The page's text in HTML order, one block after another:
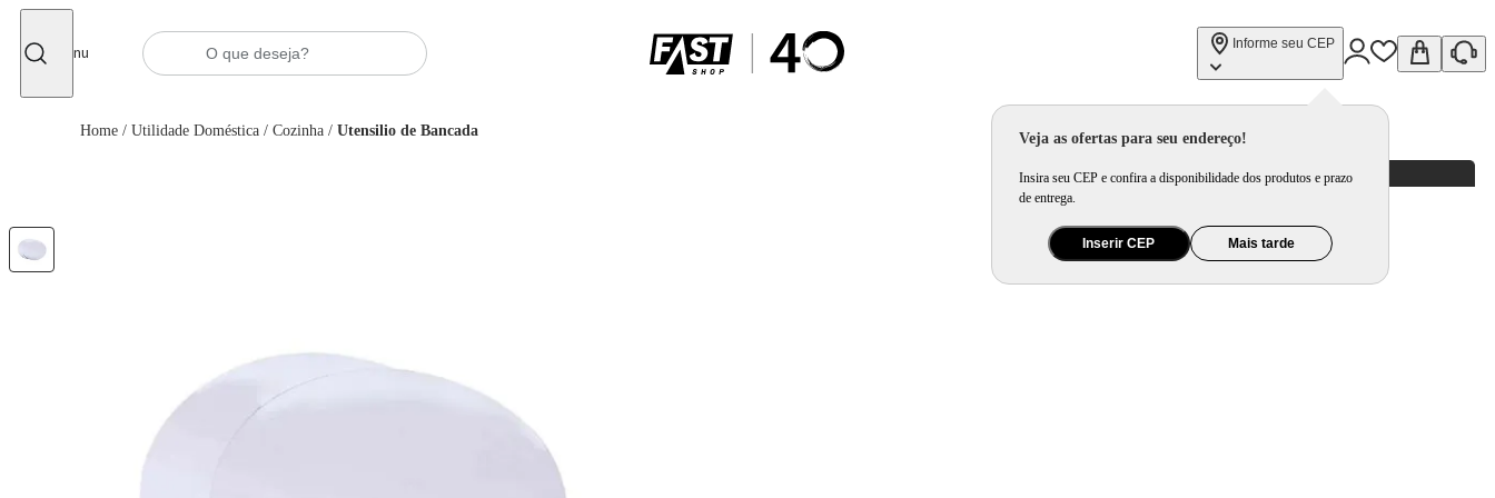
Menu
Informe seu CEP
Veja as ofertas para seu endereço!
Insira seu CEP e confira a disponibilidade dos produtos e prazo
de entrega.
Inserir CEP Mais tarde
Home / Utilidade Doméstica / Cozinha / Utensilio de Bancada